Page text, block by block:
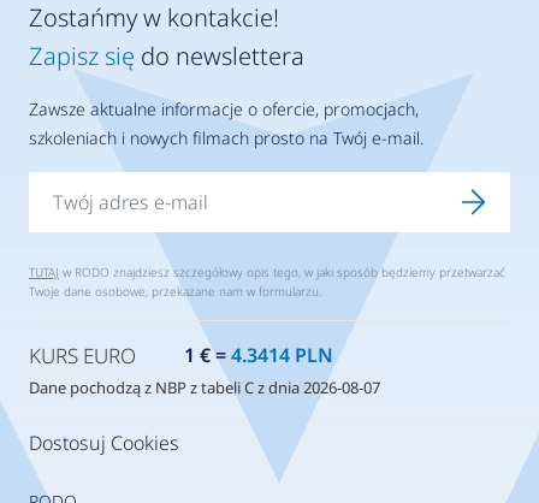
Dostosuj Cookies
Zostańmy w kontakcie!
Zapisz się do newslettera
Zawsze aktualne informacje o ofercie, promocjach,
szkoleniach i nowych filmach prosto na Twój e-mail.
TUTAJ w RODO znajdziesz szczegółowy opis tego, w jaki sposób będziemy przetwarzać
Twoje dane osobowe, przekazane nam w formularzu.
KURS EURO 1 € =4.3414 PLN
Dane pochodzą z NBP z tabeli C z dnia 2026-08-07